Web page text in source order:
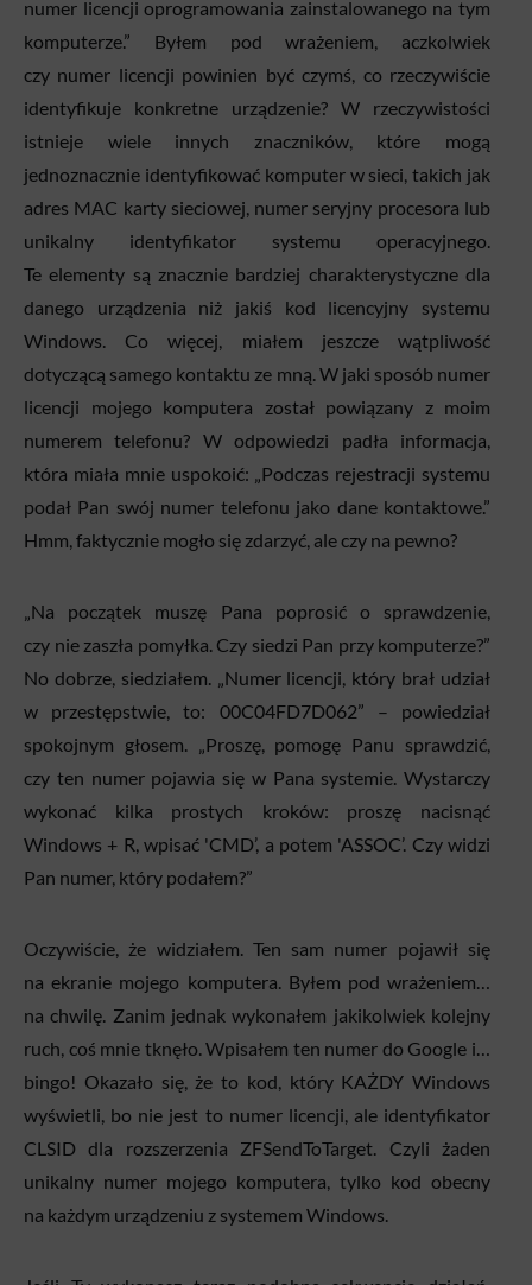
numer licencji oprogramowania zainstalowanego na tym
komputerze.” Byłem pod wrażeniem, aczkolwiek
czy numer licencji powinien być czymś, co rzeczywiście
identyfikuje konkretne urządzenie? W rzeczywistości
istnieje wiele innych znaczników, które mogą
jednoznacznie identyfikować komputer w sieci, takich jak
adres MAC karty sieciowej, numer seryjny procesora lub
unikalny identyfikator systemu operacyjnego.
Te elementy są znacznie bardziej charakterystyczne dla
danego urządzenia niż jakiś kod licencyjny systemu
Windows. Co więcej, miałem jeszcze wątpliwość
dotyczącą samego kontaktu ze mną. W jaki sposób numer
licencji mojego komputera został powiązany z moim
numerem telefonu? W odpowiedzi padła informacja,
która miała mnie uspokoić: „Podczas rejestracji systemu
podał Pan swój numer telefonu jako dane kontaktowe.”
Hmm, faktycznie mogło się zdarzyć, ale czy na pewno?
„Na początek muszę Pana poprosić o sprawdzenie,
czy nie zaszła pomyłka. Czy siedzi Pan przy komputerze?”
No dobrze, siedziałem. „Numer licencji, który brał udział
w przestępstwie, to: 00C04FD7D062” – powiedział
spokojnym głosem. „Proszę, pomogę Panu sprawdzić,
czy ten numer pojawia się w Pana systemie. Wystarczy
wykonać kilka prostych kroków: proszę nacisnąć
Windows + R, wpisać 'CMD’, a potem 'ASSOC’. Czy widzi
Pan numer, który podałem?”
Oczywiście, że widziałem. Ten sam numer pojawił się
na ekranie mojego komputera. Byłem pod wrażeniem…
na chwilę. Zanim jednak wykonałem jakikolwiek kolejny
ruch, coś mnie tknęło. Wpisałem ten numer do Google i…
bingo! Okazało się, że to kod, który KAŻDY Windows
wyświetli, bo nie jest to numer licencji, ale identyfikator
CLSID dla rozszerzenia ZFSendToTarget. Czyli żaden
unikalny numer mojego komputera, tylko kod obecny
na każdym urządzeniu z systemem Windows.